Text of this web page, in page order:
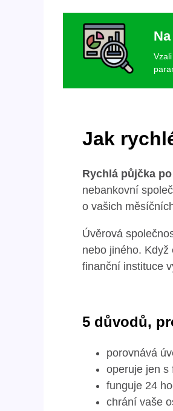
Jak
Rychlá půjčka
nebankovní
o vašich
Úvěrová
nebo jiného.
finanční instituce
5 důvodů,
porovnává
operuje jen s
funguje 24
chrání vaše